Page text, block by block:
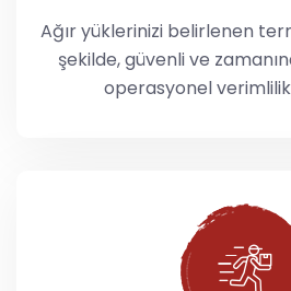
Ağır yüklerinizi belirlenen
şekilde, güvenli ve
operasyonel verimlilik